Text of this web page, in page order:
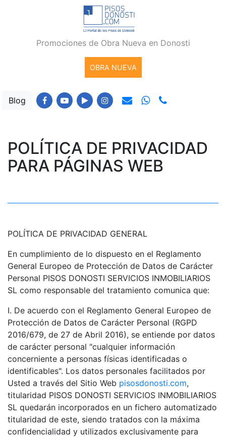
Promociones de Obra Nueva en Donosti
OBRA NUEVA
Blog
POLÍTICA DE PRIVACIDAD
PARA PÁGINAS WEB
POLÍTICA DE PRIVACIDAD GENERAL
En cumplimiento de lo dispuesto en el Reglamento
General Europeo de Protección de Datos de Carácter
Personal PISOS DONOSTI SERVICIOS INMOBILIARIOS
SL como responsable del tratamiento comunica que:
I. De acuerdo con el Reglamento General Europeo de
Protección de Datos de Carácter Personal (RGPD
2016/679, de 27 de Abril 2016), se entiende por datos
de carácter personal "cualquier información
concerniente a personas físicas identificadas o
identificables". Los datos personales facilitados por
Usted a través del Sitio Web pisosdonosti.com,
titularidad PISOS DONOSTI SERVICIOS INMOBILIARIOS
SL quedarán incorporados en un fichero automatizado
titularidad de este, siendo tratados con la máxima
confidencialidad y utilizados exclusivamente para